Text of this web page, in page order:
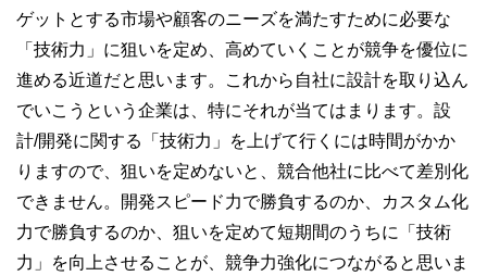
ゲットとする市場や顧客のニーズを満たすために必要な
「技術力」に狙いを定め、高めていくことが競争を優位に
進める近道だと思います。これから自社に設計を取り込ん
でいこうという企業は、特にそれが当てはまります。設
計/開発に関する「技術力」を上げて行くには時間がかか
りますので、狙いを定めないと、競合他社に比べて差別化
できません。開発スピード力で勝負するのか、カスタム化
力で勝負するのか、狙いを定めて短期間のうちに「技術
力」を向上させることが、競争力強化につながると思いま